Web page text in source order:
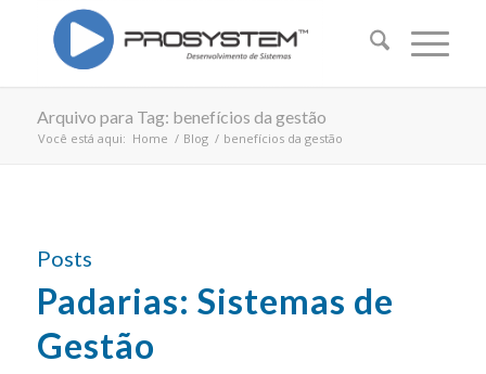
Arquivo para Tag: benefícios da gestão
Você está aqui: Home / Blog / benefícios da gestão
Posts
Padarias: Sistemas de
Gestão